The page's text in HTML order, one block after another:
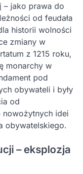
– jako prawa do
od feudała
historii wolności
zmiany w
z 1215 roku,
monarchy w
pod
obywateli i były
od
nowożytnych idei
obywatelskiego.
– eksplozja